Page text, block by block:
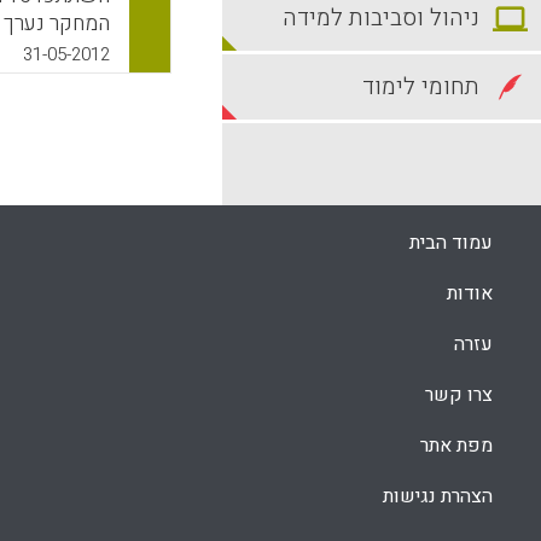
המחקר נערך
המורות
בעבודתן
החיצונית
הבקרה
31-05-2012
ניהול וסביבות למידה
תחומי לימוד
עמוד הבית
אודות
עזרה
צרו קשר
מפת אתר
הצהרת נגישות